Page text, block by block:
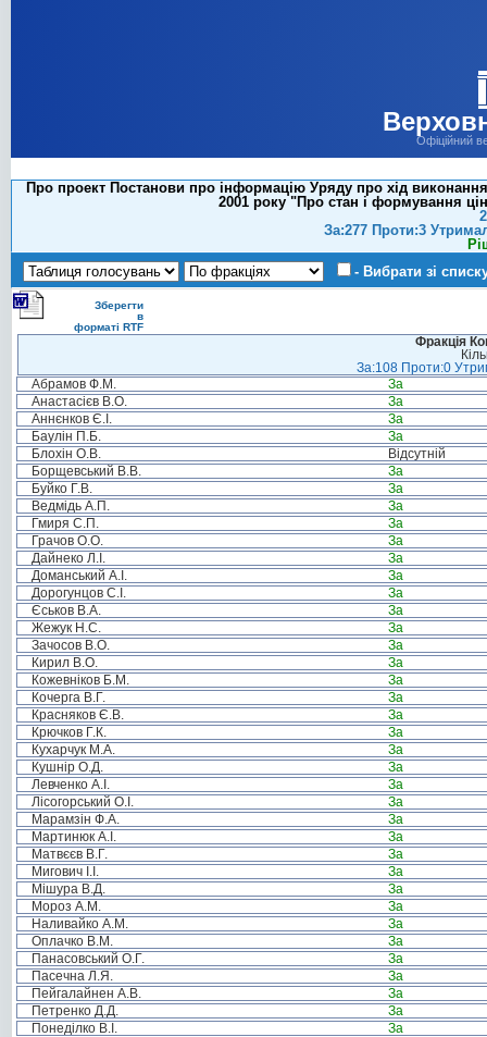
Офіційний
Про проект Постанови про інформацію Уряду про хід
2001 року "Про стан і формування
За:277 Проти:3
- Вибрати зі
Зберегти
в
форматі RTF
Фракція
За:108 Проти:0
Абрамов Ф.М.
За
Анастасієв В.О.
За
Аннєнков Є.І.
За
Баулін П.Б.
За
Блохін О.В.
Відсутній
Борщевський В.В.
За
Буйко Г.В.
За
Ведмідь А.П.
За
Гмиря С.П.
За
Грачов О.О.
За
Дайнеко Л.І.
За
Доманський А.І.
За
Дорогунцов С.І.
За
Єськов В.А.
За
Жежук Н.С.
За
Зачосов В.О.
За
Кирил В.О.
За
Кожевніков Б.М.
За
Кочерга В.Г.
За
Красняков Є.В.
За
Крючков Г.К.
За
Кухарчук М.А.
За
Кушнір О.Д.
За
Левченко А.І.
За
Лісогорський О.І.
За
Марамзін Ф.А.
За
Мартинюк А.І.
За
Матвєєв В.Г.
За
Мигович І.І.
За
Мішура В.Д.
За
Мороз А.М.
За
Наливайко А.М.
За
Оплачко В.М.
За
Панасовський О.Г.
За
Пасечна Л.Я.
За
Пейгалайнен А.В.
За
Петренко Д.Д.
За
Понеділко В.І.
За